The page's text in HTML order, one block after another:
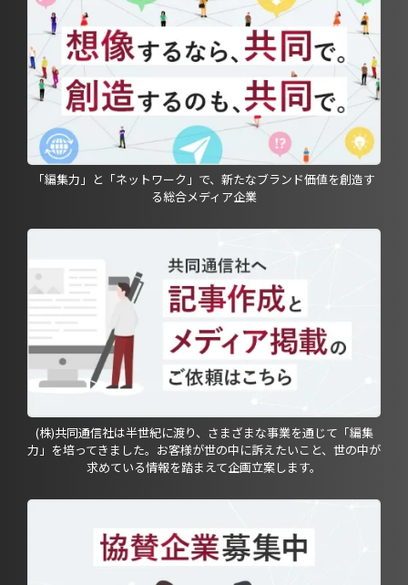
「編集力」と「ネットワーク」で、新たなブランド価値を創造す
る総合メディア企業
(株)共同通信社は半世紀に渡り、さまざまな事業を通じて「編集
力」を培ってきました。お客様が世の中に訴えたいこと、世の中が
求めている情報を踏まえて企画立案します。